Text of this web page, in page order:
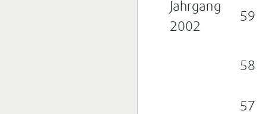
Jahrgang
2002
59
58
57